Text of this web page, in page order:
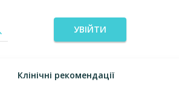
УВІЙТИ
Клінічні рекомендації